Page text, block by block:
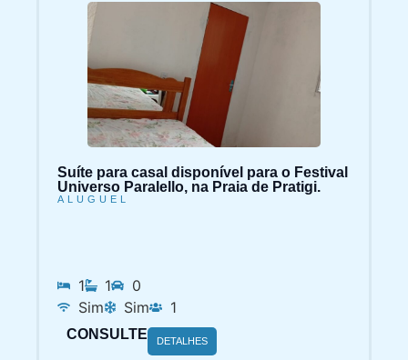
Suíte para casal disponível para o Festival
Universo Paralello, na Praia de Pratigi.
ALUGUEL
1 1
0
Sim
Sim 1
CONSULTE DETALHES